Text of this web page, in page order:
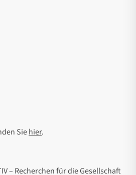
Siehier.
– Recherchen für die Gesellschaft